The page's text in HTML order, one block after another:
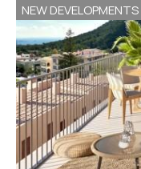
NEW DEVELOPMENTS